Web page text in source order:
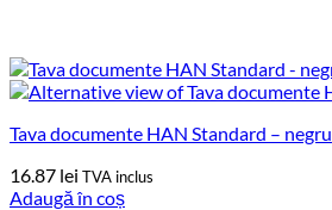
Tava documente HAN Standard – negru
16.87 lei TVA inclus
Adaugă în coș